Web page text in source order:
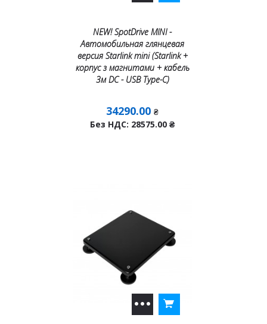
NEW! SpotDrive MINI -
Автомобильная глянцевая
версия Starlink mini (Starlink +
корпус з магнитами + кабель
3м DC - USB Тype-C)
34290.00 ₴
Без НДС: 28575.00 ₴